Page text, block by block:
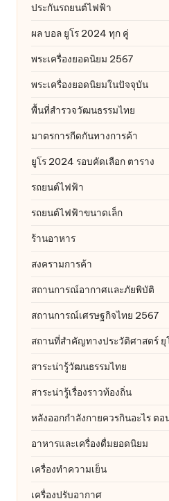
ประกันรถยนต์ไฟฟ้า
ผล บอล ยูโร 2024 ทุก คู่
พระเครื่องยอดนิยม 2567
พระเครื่องยอดนิยมในปัจจุบัน
พื้นที่สำรวจวัฒนธรรมไทย
มาตรการกีดกันทางการค้า
ยูโร 2024 รอบคัดเลือก ตาราง
รถยนต์ไฟฟ้า
รถยนต์ไฟฟ้าขนาดเล็ก
ร้านอาหาร
สงครามการค้า
สถานการณ์อากาศและภัยพิบัติ
สถานการณ์เศรษฐกิจไทย 2567
สถานที่สําคัญทางประวัติศาสตร์ ยุ
สาระน่ารู้วัฒนธรรมไทย
สาระน่ารู้เรื่องราวท้องถิ่น
หลังออกกําลังกายควรกินอะไร ตอ
อาหารและเครื่องดื่มยอดนิยม
เครื่องทำความเย็น
เครื่องปรับอากาศ